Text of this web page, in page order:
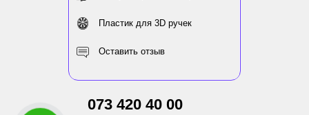
Пластик для 3D ручек
Оставить отзыв
073 420 40 00